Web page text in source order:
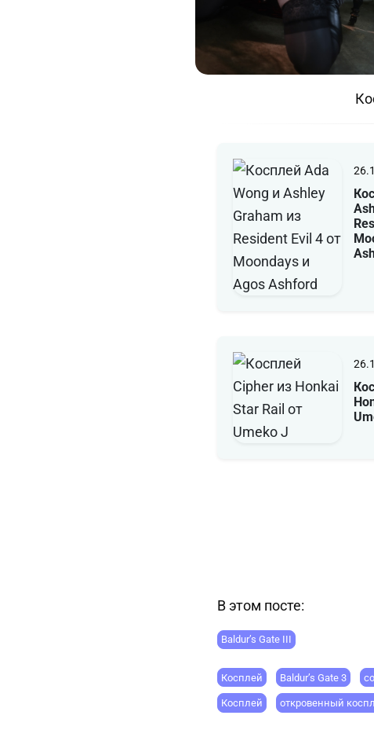
В этом посте:
Baldur’s Gate III
Косплей Baldur’s Gate 3
Косплей откровенный